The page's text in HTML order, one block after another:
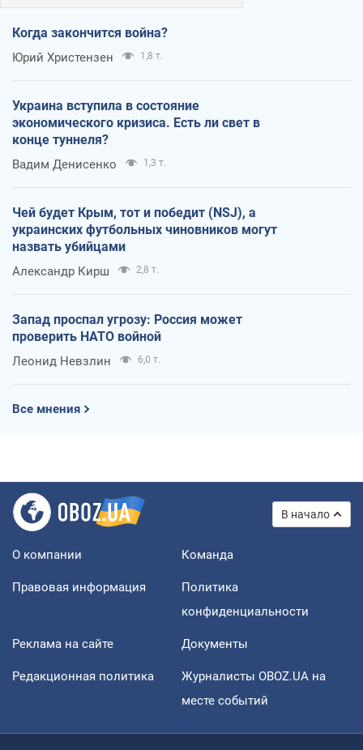
Когда закончится война?
Юрий Христензен 1,8 т.
Украина вступила в состояние
экономического кризиса. Есть ли свет в
конце туннеля?
Вадим Денисенко 1,3 т.
Чей будет Крым, тот и победит (NSJ), а
украинских футбольных чиновников могут
назвать убийцами
Александр Кирш 2,8 т.
Запад проспал угрозу: Россия может
проверить НАТО войной
Леонид Невзлин 6,0 т.
Все мнения
В начало
О компании Команда
Правовая информация
Политика
конфиденциальности
Реклама на сайте Документы
Редакционная политика
Журналисты OBOZ.UA на
месте событий